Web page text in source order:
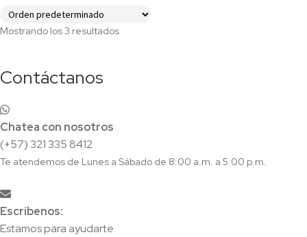
Mostrando los 3 resultados
Contáctanos
Chatea con nosotros
(+57) 321 335 8412
Te atendemos de Lunes a Sábado de 8:00 a.m. a 5:00 p.m.
Escríbenos:
Estamos para ayudarte